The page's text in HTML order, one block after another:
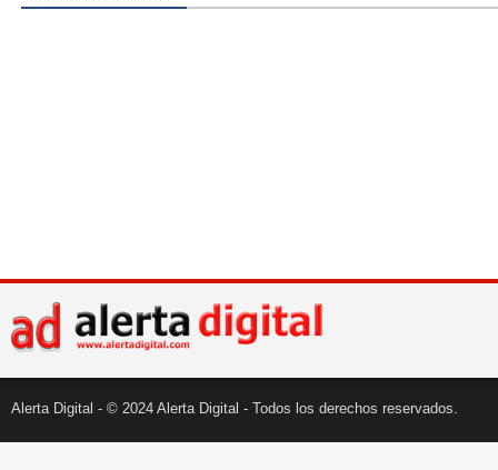
Alerta Digital - © 2024 Alerta Digital - Todos los derechos reservados.